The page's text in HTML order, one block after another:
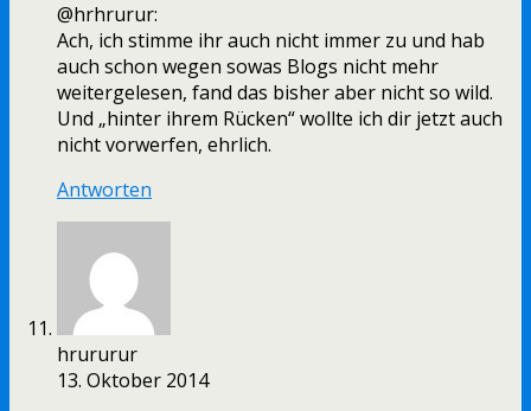
@hrhrurur:
Ach, ich stimme ihr auch nicht immer zu und hab
auch schon wegen sowas Blogs nicht mehr
weitergelesen, fand das bisher aber nicht so wild.
Und „hinter ihrem Rücken“ wollte ich dir jetzt auch
nicht vorwerfen, ehrlich.
Antworten
hrururur
13. Oktober 2014